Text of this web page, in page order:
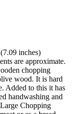
inches)
are approximate.
chopping
wood. It is hard
Added to this it has
handwashing and
Chopping